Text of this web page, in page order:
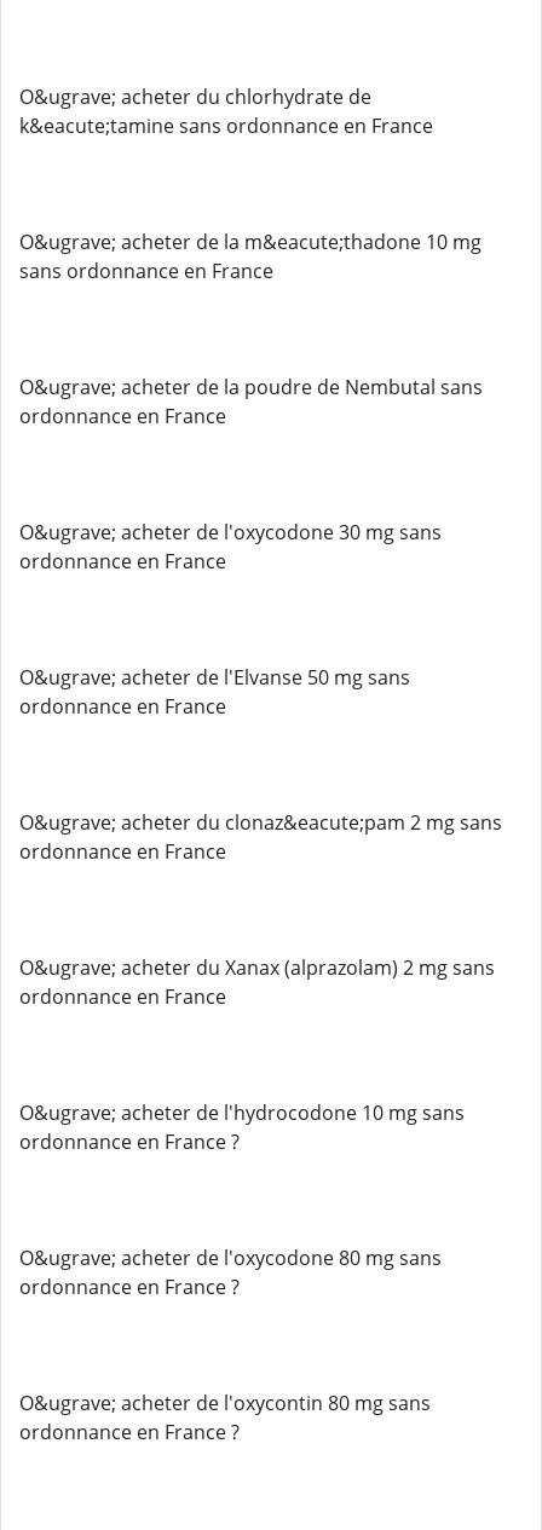
O&ugrave; acheter du chlorhydrate de
k&eacute;tamine sans ordonnance en France
O&ugrave; acheter de la m&eacute;thadone 10 mg
sans ordonnance en France
O&ugrave; acheter de la poudre de Nembutal sans
ordonnance en France
O&ugrave; acheter de l'oxycodone 30 mg sans
ordonnance en France
O&ugrave; acheter de l'Elvanse 50 mg sans
ordonnance en France
O&ugrave; acheter du clonaz&eacute;pam 2 mg sans
ordonnance en France
O&ugrave; acheter du Xanax (alprazolam) 2 mg sans
ordonnance en France
O&ugrave; acheter de l'hydrocodone 10 mg sans
ordonnance en France ?
O&ugrave; acheter de l'oxycodone 80 mg sans
ordonnance en France ?
O&ugrave; acheter de l'oxycontin 80 mg sans
ordonnance en France ?